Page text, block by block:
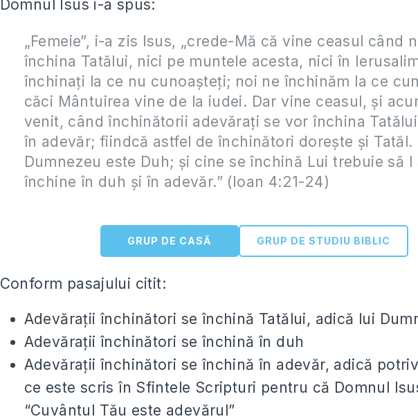
Domnul Isus i-a spus:
„Femeie”, i-a zis Isus, „crede-Mă că vine ceasul când
închina Tatălui, nici pe muntele acesta, nici în
închinaţi la ce nu cunoaşteţi; noi ne închinăm la ce
căci Mântuirea vine de la iudei. Dar vine ceasul, şi
venit, când închinătorii adevăraţi se vor închina
în adevăr; fiindcă astfel de închinători doreşte şi Tatăl.
Dumnezeu este Duh; şi cine se închină Lui trebuie să I
închine în duh şi în adevăr.” (Ioan 4:21-24)
GRUP DE CASĂ GRUP DE STUDIU BIBLIC
Conform pasajului citit:
Adevăraţii închinători se închină Tatălui, adică lui
Adevăraţii închinători se închină în duh
Adevăraţii închinători se închină în adevăr, adică
ce este scris în Sfintele Scripturi pentru că Domnul
“Cuvântul Tău este adevărul”